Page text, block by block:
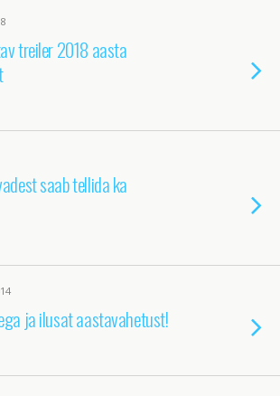
treiler 2018 aasta
saab tellida ka
ja ilusat aastavahetust!